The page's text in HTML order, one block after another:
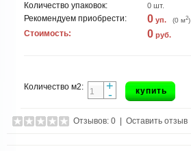
Количество упаковок: 0 шт.
Рекомендуем приобрести: 0 уп. (0 м2)
Стоимость: 0 руб.
Количество м2: +
- купить
Отзывов: 0 Оставить отзыв